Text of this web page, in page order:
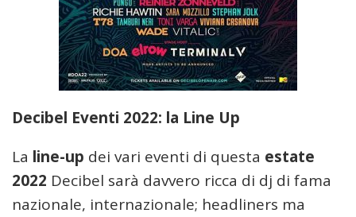
Decibel Eventi 2022: la Line Up
La line-up dei vari eventi di questa estate
2022 Decibel sarà davvero ricca di dj di fama
nazionale, internazionale; headliners ma